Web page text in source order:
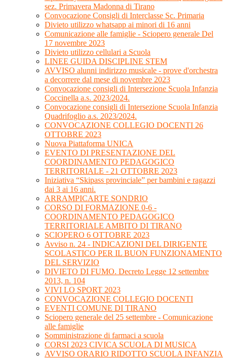
sez. Primavera Madonna di Tirano
Convocazione Consigli di Interclasse Sc. Primaria
Divieto utilizzo whatsapp ai minori di 16 anni
Comunicazione alle famiglie - Sciopero generale Del
17 novembre 2023
Divieto utilizzo cellulari a Scuola
LINEE GUIDA DISCIPLINE STEM
AVVISO alunni indirizzo musicale - prove d'orchestra
a decorrere dal mese di novembre 2023
Convocazione consigli di Intersezione Scuola Infanzia
Coccinella a.s. 2023/2024.
Convocazione consigli di Intersezione Scuola Infanzia
Quadrifoglio a.s. 2023/2024.
CONVOCAZIONE COLLEGIO DOCENTI 26
OTTOBRE 2023
Nuova Piattaforma UNICA
EVENTO DI PRESENTAZIONE DEL
COORDINAMENTO PEDAGOGICO
TERRITORIALE - 21 OTTOBRE 2023
Iniziativa “Skipass provinciale” per bambini e ragazzi
dai 3 ai 16 anni.
ARRAMPICARTE SONDRIO
CORSO DI FORMAZIONE 0-6 -
COORDINAMENTO PEDAGOGICO
TERRITORIALE AMBITO DI TIRANO
SCIOPERO 6 OTTOBRE 2023
Avviso n. 24 - INDICAZIONI DEL DIRIGENTE
SCOLASTICO PER IL BUON FUNZIONAMENTO
DEL SERVIZIO
DIVIETO DI FUMO. Decreto Legge 12 settembre
2013, n. 104
VIVI LO SPORT 2023
CONVOCAZIONE COLLEGIO DOCENTI
EVENTI COMUNE DI TIRANO
Sciopero generale del 25 settembre - Comunicazione
alle famiglie
Somministrazione di farmaci a scuola
CORSI 2023 CIVICA SCUOLA DI MUSICA
AVVISO ORARIO RIDOTTO SCUOLA INFANZIA